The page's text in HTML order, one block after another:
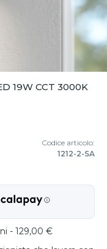
19W CCT 3000K
Codice articolo:
1212-2-SA
- 129,00 €